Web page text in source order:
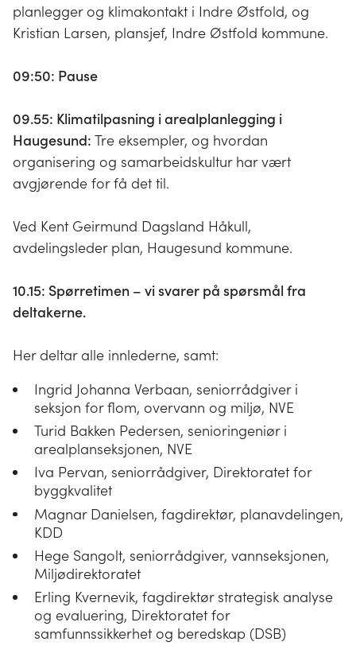
brukes
eller
og
plan-
rammer
for
i
kommunen.
Den
behov
for
og
at
blir
enklere
å
fatte
beslutninger
enkeltsaker
som
er
tråd
med
planlegger og klimakontakt i Indre Østfold, og
Kristian Larsen, plansjef, Indre Østfold kommune.
09:50: Pause
09.55: Klimatilpasning i arealplanlegging i
Haugesund: Tre eksempler, og hvordan
organisering og samarbeidskultur har vært
avgjørende for få det til.
Ved Kent Geirmund Dagsland Håkull,
avdelingsleder plan, Haugesund kommune.
10.15: Spørretimen – vi svarer på spørsmål fra
deltakerne.
Her deltar alle innlederne, samt:
Ingrid Johanna Verbaan, seniorrådgiver i
seksjon for flom, overvann og miljø, NVE
Turid Bakken Pedersen, senioringeniør i
arealplanseksjonen, NVE
Iva Pervan, seniorrådgiver, Direktoratet for
byggkvalitet
Magnar Danielsen, fagdirektør, planavdelingen,
KDD
Hege Sangolt, seniorrådgiver, vannseksjonen,
Miljødirektoratet
Erling Kvernevik, fagdirektør strategisk analyse
og evaluering, Direktoratet for
samfunnssikkerhet og beredskap (DSB)